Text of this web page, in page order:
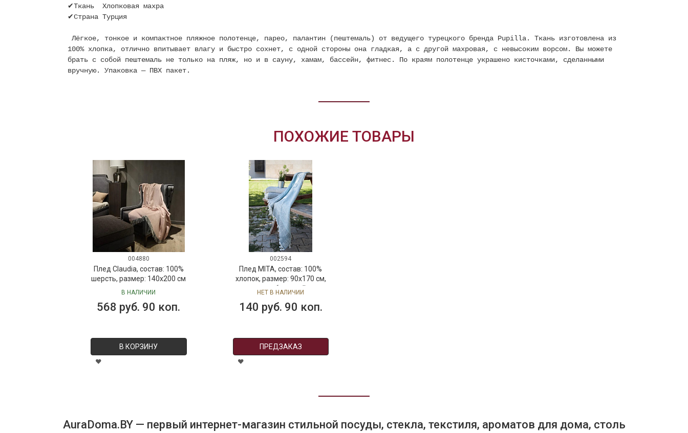
✔Ткань Хлопковая махра
✔Страна Турция
Лёгкое, тонкое и компактное пляжное полотенце, парео, палантин (пештемаль) от ведущего турецкого бренда Pupilla. Ткань изготовлена из
100% хлопка, отлично впитывает влагу и быстро сохнет, с одной стороны она гладкая, а с другой махровая, с невысоким ворсом. Вы можете
брать с собой пештемаль не только на пляж, но и в сауну, хамам, бассейн, фитнес. По краям полотенце украшено кисточками, сделанными
вручную. Упаковка — ПВХ пакет.
ПОХОЖИЕ ТОВАРЫ
004880
Плед Claudia, состав: 100%
шерсть, размер: 140х200 см
В НАЛИЧИИ
568 руб. 90 коп.
В КОРЗИНУ
002594
Плед MITA, состав: 100%
хлопок, размер: 90х170 см,
цвет: бежевый
НЕТ В НАЛИЧИИ
140 руб. 90 коп.
ПРЕДЗАКАЗ
AuraDoma.BY — первый интернет-магазин стильной посуды, стекла, текстиля, ароматов для дома, столь